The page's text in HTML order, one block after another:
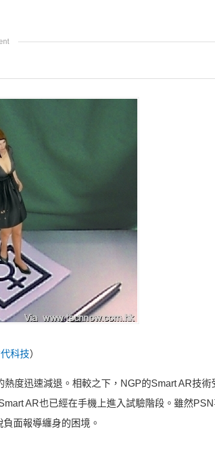
科技）
度迅速減退。相較之下，NGP的Smart AR技術
AR也已經在手機上進入試驗階段。雖然
面報導纏身的困境。